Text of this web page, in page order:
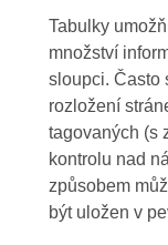
Tabulky
množství
sloupci. Často
rozložení
tagovaných (s
kontrolu nad
způsobem
být uložen v